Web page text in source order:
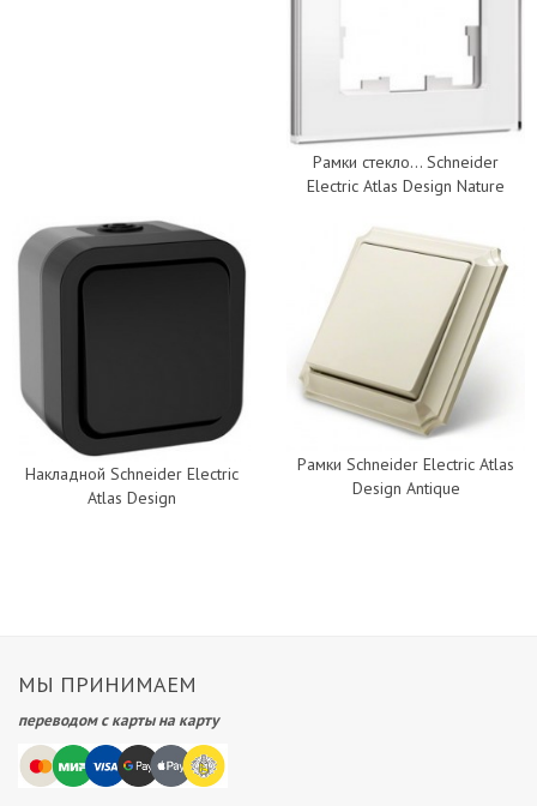
Рамки стекло... Schneider
Electric Atlas Design Nature
Накладной Schneider Electric
Atlas Design
Рамки Schneider Electric Atlas
Design Antique
МЫ ПРИНИМАЕМ
переводом с карты на карту